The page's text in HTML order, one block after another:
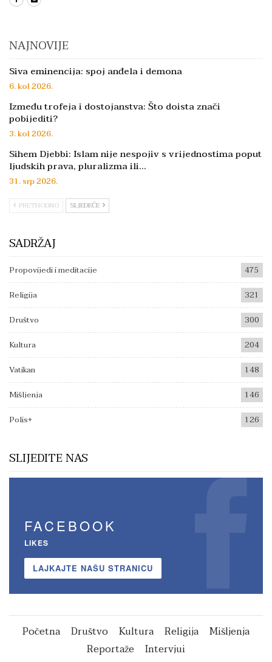
NAJNOVIJE
Siva eminencija: spoj anđela i demona
6. kol 2026.
Između trofeja i dostojanstva: Što doista znači
pobijediti?
3. kol 2026.
Sihem Djebbi: Islam nije nespojiv s vrijednostima poput
ljudskih prava, pluralizma ili…
31. srp 2026.
PRETHODNO SLJEDEĆE
SADRŽAJ
Propovijedi i meditacije
475
Religija
321
Društvo
300
Kultura
204
Vatikan
148
Mišljenja
146
Polis+
126
SLIJEDITE NAS
FACEBOOK
LIKES
LAJKAJTE NAŠU STRANICU
Početna Društvo Kultura Religija
Mišljenja
Reportaže
Intervjui